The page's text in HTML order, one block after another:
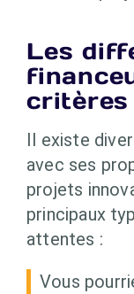
Les
critères
Il existe
avec ses
projets
principaux
attentes :
Vous